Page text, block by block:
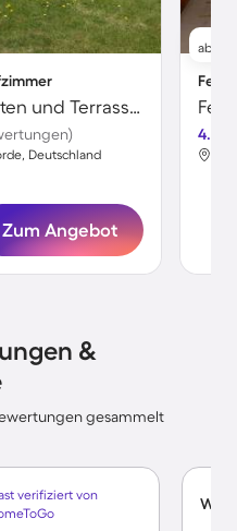
Ferienhaus mit Grill, Garten und Terrasse | Haustiere erlaubt
Deutschland
Zum Angebot
ab
4.6
&
gesammelt
verifiziert von